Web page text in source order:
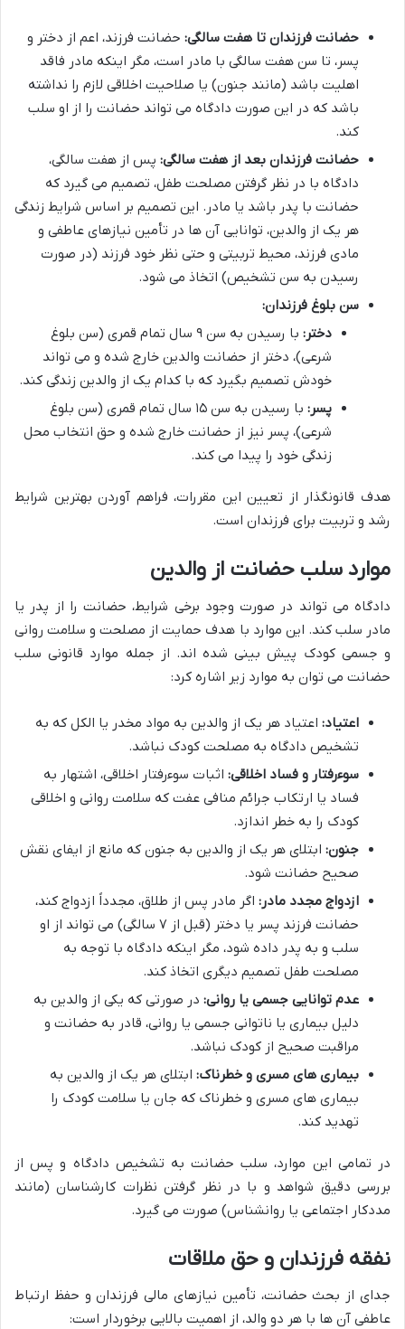
حضانت فرزندان تا هفت سالگی: حضانت فرزند، اعم از دختر و
پسر، تا سن هفت سالگی با مادر است، مگر اینکه مادر فاقد
اهلیت باشد (مانند جنون) یا صلاحیت اخلاقی لازم را نداشته
باشد که در این صورت دادگاه می تواند حضانت را از او سلب
کند.
حضانت فرزندان بعد از هفت سالگی: پس از هفت سالگی،
دادگاه با در نظر گرفتن مصلحت طفل، تصمیم می گیرد که
حضانت با پدر باشد یا مادر. این تصمیم بر اساس شرایط زندگی
هر یک از والدین، توانایی آن ها در تأمین نیازهای عاطفی و
مادی فرزند، محیط تربیتی و حتی نظر خود فرزند (در صورت
رسیدن به سن تشخیص) اتخاذ می شود.
سن بلوغ فرزندان:
دختر:
با رسیدن به سن ۹ سال تمام قمری (سن بلوغ
شرعی)، دختر از حضانت والدین خارج شده و می تواند
خودش تصمیم بگیرد که با کدام یک از والدین زندگی کند.
پسر:
با رسیدن به سن ۱۵ سال تمام قمری (سن بلوغ
شرعی)، پسر نیز از حضانت خارج شده و حق انتخاب محل
زندگی خود را پیدا می کند.
هدف قانونگذار از تعیین این مقررات، فراهم آوردن بهترین شرایط
رشد و تربیت برای فرزندان است.
موارد سلب حضانت از والدین
دادگاه می تواند در صورت وجود برخی شرایط، حضانت را از پدر یا
مادر سلب کند. این موارد با هدف حمایت از مصلحت و سلامت روانی
و جسمی کودک پیش بینی شده اند. از جمله موارد قانونی سلب
حضانت می توان به موارد زیر اشاره کرد:
اعتیاد: اعتیاد هر یک از والدین به مواد مخدر یا الکل که به
تشخیص دادگاه به مصلحت کودک نباشد.
سوءرفتار و فساد اخلاقی: اثبات سوءرفتار اخلاقی، اشتهار به
فساد یا ارتکاب جرائم منافی عفت که سلامت روانی و اخلاقی
کودک را به خطر اندازد.
جنون: ابتلای هر یک از والدین به جنون که مانع از ایفای نقش
صحیح حضانت شود.
ازدواج مجدد مادر: اگر مادر پس از طلاق، مجدداً ازدواج کند،
حضانت فرزند پسر یا دختر (قبل از ۷ سالگی) می تواند از او
سلب و به پدر داده شود، مگر اینکه دادگاه با توجه به
مصلحت طفل تصمیم دیگری اتخاذ کند.
عدم توانایی جسمی یا روانی: در صورتی که یکی از والدین به
دلیل بیماری یا ناتوانی جسمی یا روانی، قادر به حضانت و
مراقبت صحیح از کودک نباشد.
بیماری های مسری و خطرناک: ابتلای هر یک از والدین به
بیماری های مسری و خطرناک که جان یا سلامت کودک را
تهدید کند.
در تمامی این موارد، سلب حضانت به تشخیص دادگاه و پس از
بررسی دقیق شواهد و با در نظر گرفتن نظرات کارشناسان (مانند
مددکار اجتماعی یا روانشناس) صورت می گیرد.
نفقه فرزندان و حق ملاقات
جدای از بحث حضانت، تأمین نیازهای مالی فرزندان و حفظ ارتباط
عاطفی آن ها با هر دو والد، از اهمیت بالایی برخوردار است: